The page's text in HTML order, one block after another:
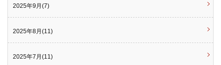
2025年9月(7)
2025年8月(11)
2025年7月(11)